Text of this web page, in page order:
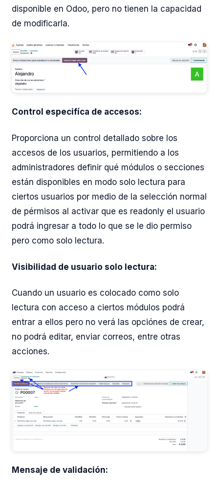
disponible en Odoo, pero no tienen la capacidad
de modificarla.
Control especifíca de accesos:
Proporciona un control detallado sobre los
accesos de los usuarios, permitiendo a los
administradores definir qué módulos o secciones
están disponibles en modo solo lectura para
ciertos usuarios por medio de la selección normal
de pérmisos al activar que es readonly el usuario
podrá ingresar a todo lo que se le dio permiso
pero como solo lectura.
Visibilidad de usuario solo lectura:
Cuando un usuario es colocado como solo
lectura con acceso a ciertos módulos podrá
entrar a ellos pero no verá las opciónes de crear,
no podrá editar, enviar correos, entre otras
acciones.
Mensaje de validación: